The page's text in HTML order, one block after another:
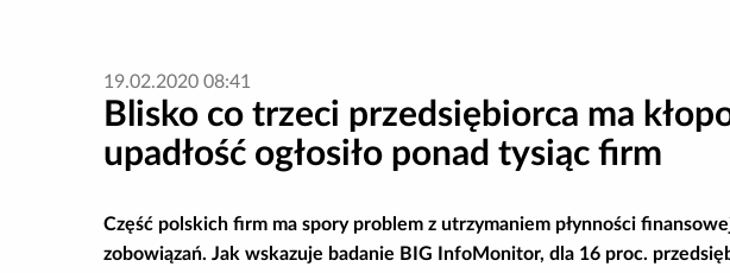
19.02.2020 08:41
Blisko co trzeci przedsiębiorca ma
upadłość ogłosiło ponad tysiąc firm
Część polskich firm ma spory problem z utrzymaniem płynności
zobowiązań. Jak wskazuje badanie BIG InfoMonitor, dla 16 proc.